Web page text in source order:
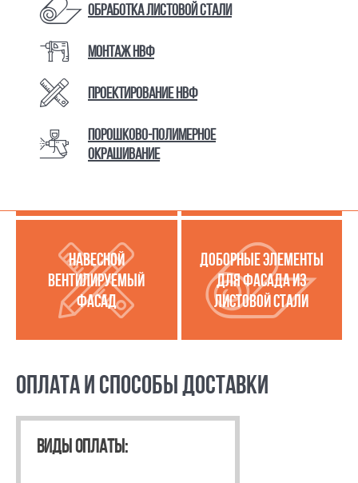
Обработка листовой стали
Монтаж НВФ
Проектирование НВФ
Порошково-полимерное
окрашивание
КАТАЛОГ ТОВАРОВ И УСЛУГ
УСЛУГИ ПО РАБОТЕ С
ЛИСТОВОЙ СТАЛЬЮ
МЕТАЛЛОКАССЕТЫ
НАВЕСНОЙ
ВЕНТИЛИРУЕМЫЙ
ФАСАД
ДОБОРНЫЕ ЭЛЕМЕНТЫ
ДЛЯ ФАСАДА ИЗ
ЛИСТОВОЙ СТАЛИ
ОПЛАТА И СПОСОБЫ ДОСТАВКИ
ВИДЫ ОПЛАТЫ: